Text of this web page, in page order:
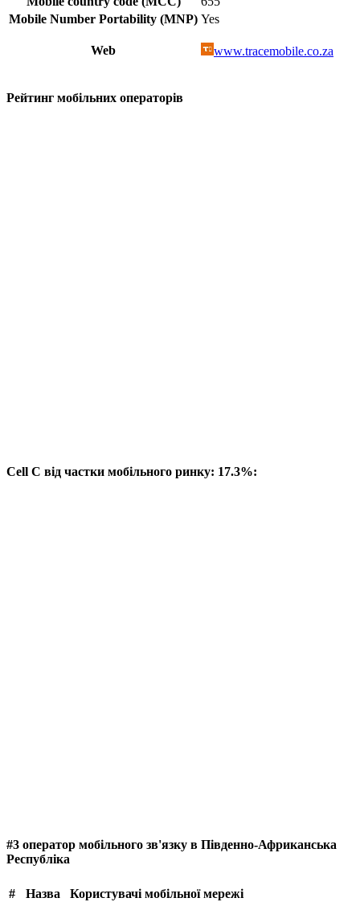
Mobile Number Portability (MNP) Yes
Web www.tracemobile.co.za
Рейтинг мобільних операторів
Cell C від частки мобільного ринку: 17.3%:
#3 оператор мобільного зв'язку в Південно-Африканська
Республіка
# Назва Користувачі мобільної мережі